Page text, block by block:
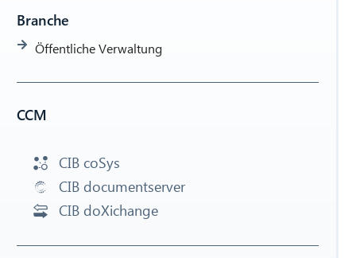
Branche
Öffentliche Verwaltung
CCM
CIB coSys
CIB documentserver
CIB doXichange